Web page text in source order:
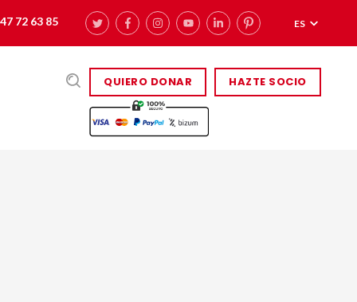
72 63 85 ES
QUIERO DONAR HAZTE SOCIO